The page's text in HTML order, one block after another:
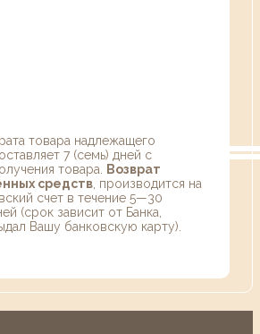
товара надлежащего
7 (семь) дней с
товара.
Возврат
средств , производится на
счет в течение 5—30
(срок зависит от Банка,
Вашу банковскую карту).